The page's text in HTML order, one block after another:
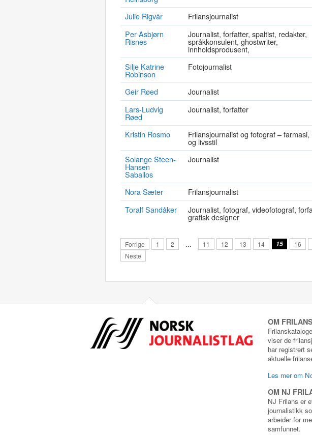
Julie Rigvår
Frilansjournalist
Per Asbjørn
Risnes
Journalist, forfatter, spaltist, redaktør,
språkkonsulent, ghostwriter,
innholdsprodusent,
Silje Katrine
Robinson
Fotojournalist
Geir Røed Journalist
Lars-Ludvig
Røed
Journalist, forfatter
Kristin Rosmo
Frilansjournalist og fotograf – farmasi,
og livsstil
Solange Steen-
Hansen
Saballos
Journalist
Nora Sæter Frilansjournalist
Toralf Sandåker
Journalist, fotograf, videofotograf,
grafisk designer
Forrige 1 2 … 11 12 13 14 15 16
Neste
OM
viser de
har registrert
aktuelle
Les mer om
OM NJ
NJ Frilans er
journalistikk
arbeider for
samfunnet.